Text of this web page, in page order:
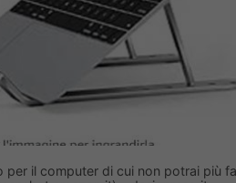
per il computer di cui non potrai più